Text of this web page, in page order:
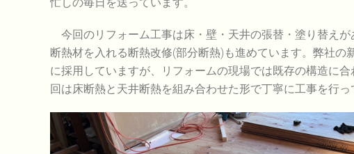
今回のリフォーム工事は床・壁・天井の張替・塗り替え
断熱材を入れる断熱改修(部分断熱)も進めています。弊社の
に採用していますが、リフォームの現場では既存の構造に
回は床断熱と天井断熱を組み合わせた形で丁寧に工事を行っ